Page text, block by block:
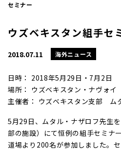
セミナー
ウズベキスタン組手セ
2018.07.11 海外ニュース
日時： 2018年5月29日・7月2日
場所： ウズベキスタン・ナヴォイ
主催者： ウズベキスタン支部 ム
5月29日、ムタル・ナザロフ先生
部の施設）にて恒例の組手セミナ
道場より200名が参加しました。